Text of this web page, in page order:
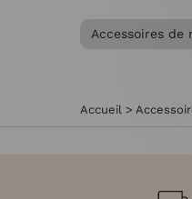
Accessoires de
Accueil >